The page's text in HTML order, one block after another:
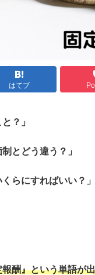
はてブ
？」
とどう違う？」
らにすればいい？」
酬』という単語が